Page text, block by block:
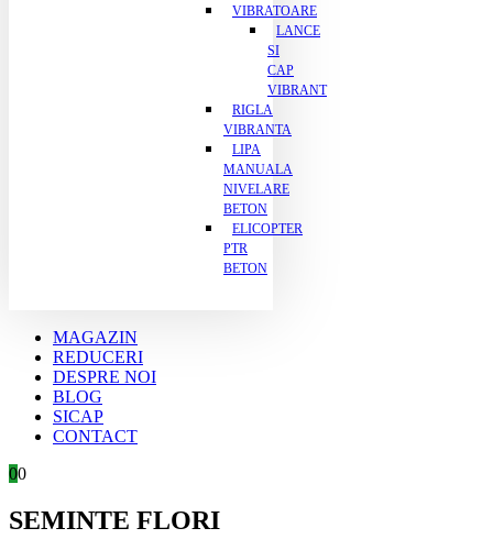
VIBRATOARE
LANCE
SI
CAP
VIBRANT
RIGLA
VIBRANTA
LIPA
MANUALA
NIVELARE
BETON
ELICOPTER
PTR
BETON
MAGAZIN
REDUCERI
DESPRE NOI
BLOG
SICAP
CONTACT
00
SEMINTE FLORI